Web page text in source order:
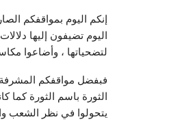
إنكم اليوم بمواقفكم
اليوم تضيفون إليها
لتضحياتها ، وأضاعوا
فبفضل مواقفكم المشرفة
الثورة باسم الثورة كما
يتحولوا في نظر الشعب